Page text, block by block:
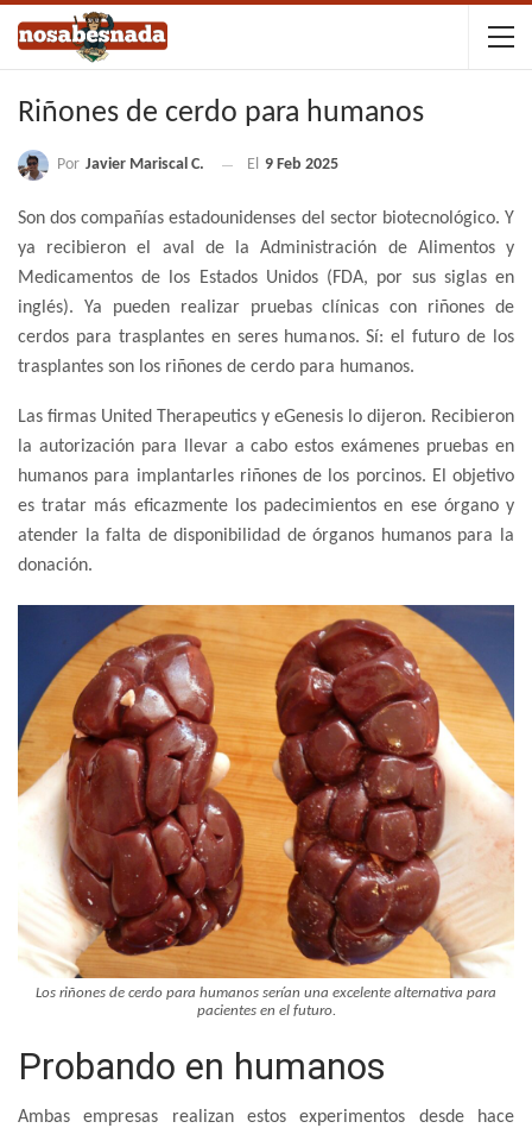
Riñones de cerdo para humanos
Por Javier Mariscal C. El 9 Feb 2025
Son dos compañías estadounidenses del sector biotecnológico. Y
ya recibieron el aval de la Administración de Alimentos y
Medicamentos de los Estados Unidos (FDA, por sus siglas en
inglés). Ya pueden realizar pruebas clínicas con riñones de
cerdos para trasplantes en seres humanos. Sí: el futuro de los
trasplantes son los riñones de cerdo para humanos.
Las firmas United Therapeutics y eGenesis lo dijeron. Recibieron
la autorización para llevar a cabo estos exámenes pruebas en
humanos para implantarles riñones de los porcinos. El objetivo
es tratar más eficazmente los padecimientos en ese órgano y
atender la falta de disponibilidad de órganos humanos para la
donación.
Los riñones de cerdo para humanos serían una excelente alternativa para
pacientes en el futuro.
Probando en humanos
Ambas empresas realizan estos experimentos desde hace